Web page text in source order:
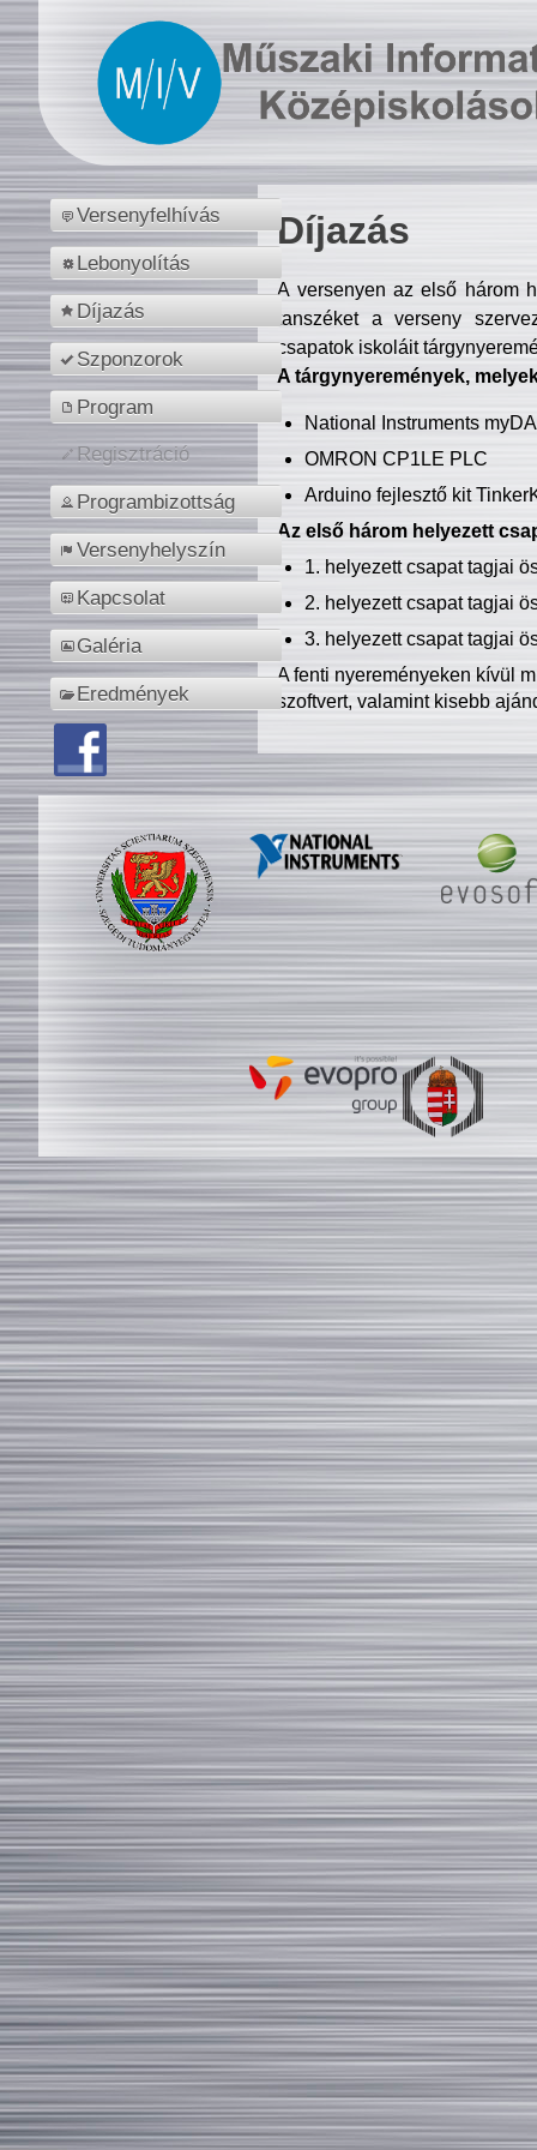
Versenyfelhívás
Lebonyolítás
Díjazás
Szponzorok
Program
Regisztráció
Programbizottság
Versenyhelyszín
Kapcsolat
Galéria
Eredmények
Díjazás
A versenyen az első három
tanszéket a verseny
csapatok iskoláit
A tárgynyeremények,
National Instruments
OMRON CP1LE PLC
Arduino fejlesztő kit
Az első három helyezett
1. helyezett csapat tagjai
2. helyezett csapat tagjai
3. helyezett csapat tagjai
A fenti nyereményeken kívül
szoftvert, valamint kisebb